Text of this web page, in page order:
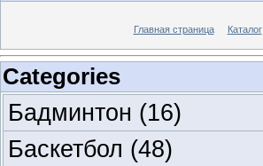
Главная страница Каталог
Categories
Бадминтон (16)
Баскетбол (48)